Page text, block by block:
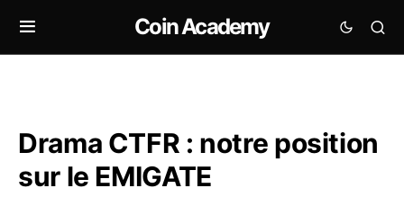
Coin Academy
Drama CTFR : notre position
sur le EMIGATE